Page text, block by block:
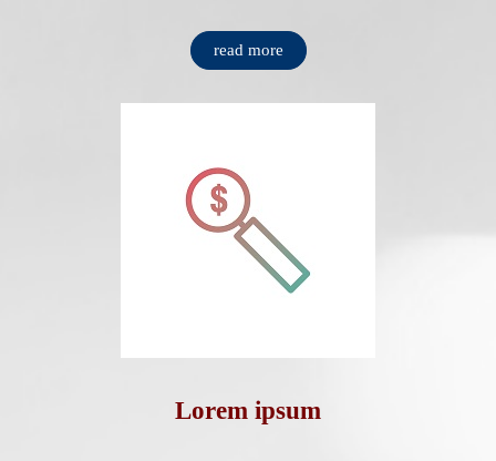
read more
Lorem ipsum